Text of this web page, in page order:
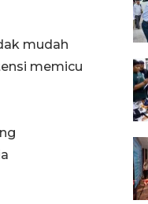
mudah
memicu